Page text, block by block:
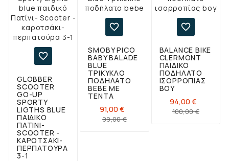

GLOBBER
SCOOTER
GO-UP
SPORTY
LIGTHS BLUE
ΠΑΙΔΙΚΌ
ΠΑΤΊΝΙ-
SCOOTER -
ΚΑΡΟΤΣΆΚΙ-
ΠΕΡΠΑΤΟΎΡΑ
3-1

SMOBY PICO
BABY BALADE
BLUE
ΤΡΊΚΥΚΛΟ
ΠΟΔΉΛΑΤΟ
BEBE ΜΕ
ΤΈΝΤΑ
91,00 €
99,00 €Κανονική
Τιμή

BALANCE BIKE
CLERMONT
ΠΑΙΔΙΚΌ
ΠΟΔΉΛΑΤΟ
ΙΣΟΡΡΟΠΊΑΣ
BOY
94,00 €
100,00 €Τιμή